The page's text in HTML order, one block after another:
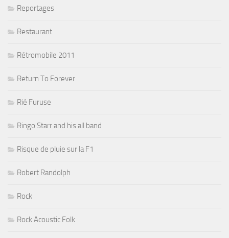
Reportages
Restaurant
Rétromobile 2011
Return To Forever
Rié Furuse
Ringo Starr and his all band
Risque de pluie sur la F1
Robert Randolph
Rock
Rock Acoustic Folk